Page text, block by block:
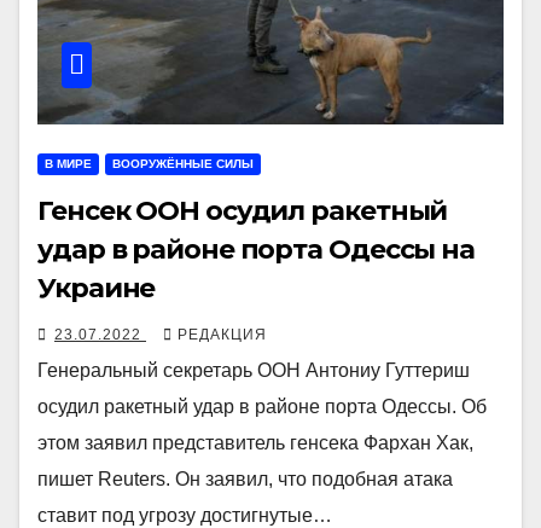
В МИРЕ ВООРУЖЁННЫЕ СИЛЫ
Генсек ООН осудил ракетный
удар в районе порта Одессы на
Украине
23.07.2022 РЕДАКЦИЯ
Генеральный секретарь ООН Антониу Гуттериш
осудил ракетный удар в районе порта Одессы. Об
этом заявил представитель генсека Фархан Хак,
пишет Reuters. Он заявил, что подобная атака
ставит под угрозу достигнутые…